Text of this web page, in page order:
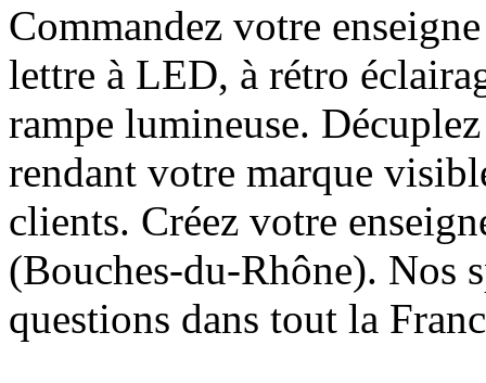
Commandez votre
lettre à LED, à rétro
rampe lumineuse.
rendant votre marque
clients. Créez votre
(Bouches-du-Rhône). Nos
questions dans tout la